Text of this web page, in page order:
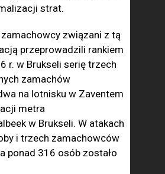
strat.
związani z tą
przeprowadzili rankiem
r. w Brukseli serię trzech
zamachów
na lotnisku w Zaventem
metra
w Brukseli. W atakach
i trzech zamachowców
ponad 316 osób zostało